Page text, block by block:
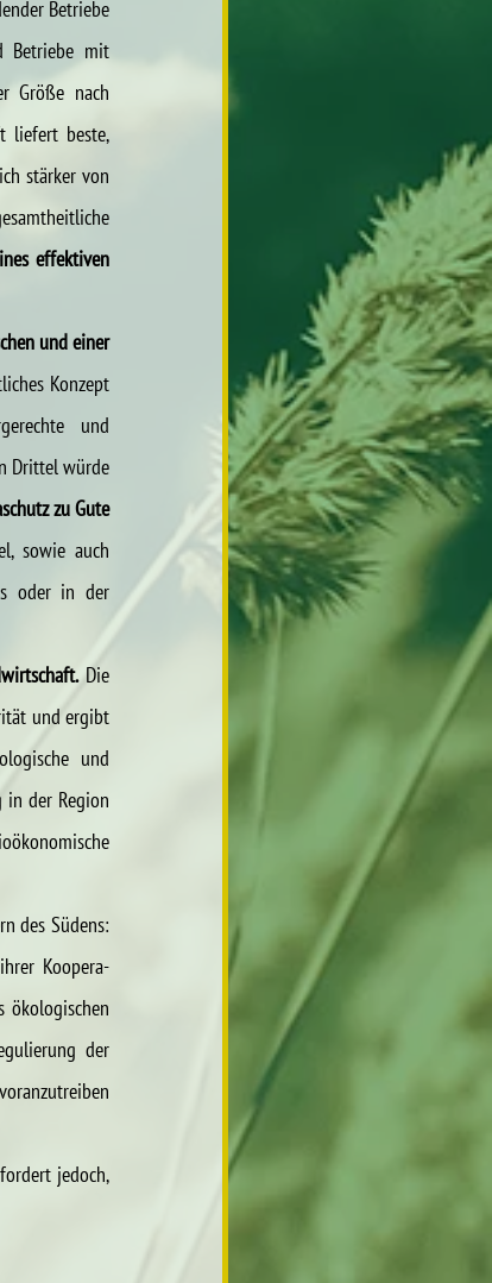
Betriebe
Betriebe mit
Größe nach
liefert beste,
stärker von
effektiven
und einer
Konzept
und
Drittel würde
zu Gute
sowie auch
oder in der
Die
und ergibt
und
der Region
des Südens:
Koopera­
der
jedoch,